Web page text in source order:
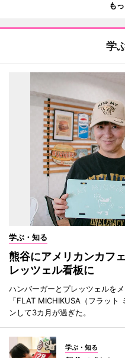
も
学
学ぶ・知る
熊谷にアメリカンカフ
レッツェル看板に
ハンバーガーとプレッツェルを
「FLAT MICHIKUSA（フラッ
ンして3カ月が過ぎた。
学ぶ・知る